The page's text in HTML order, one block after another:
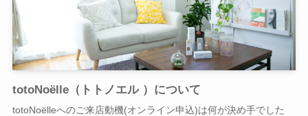
totoNoëlle（トトノエル ）について
totoNoëlleへのご来店動機(オンライン申込)は何が決め手でした